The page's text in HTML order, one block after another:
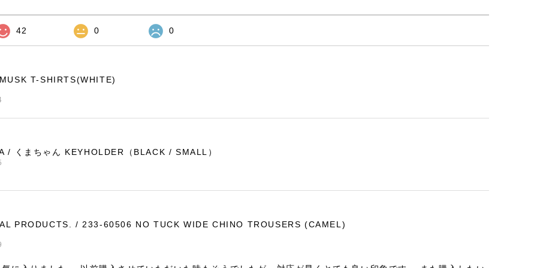
42 0 0
T-SHIRTS(WHITE)
/ くまちゃん KEYHOLDER（BLACK / SMALL）
PRODUCTS. / 233-60506 NO TUCK WIDE CHINO TROUSERS (CAMEL)